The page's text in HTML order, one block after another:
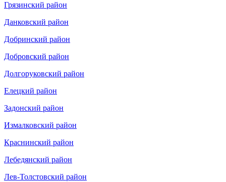
Грязинский район
Данковский район
Добринский район
Добровский район
Долгоруковский район
Елецкий район
Задонский район
Измалковский район
Краснинский район
Лебедянский район
Лев-Толстовский район